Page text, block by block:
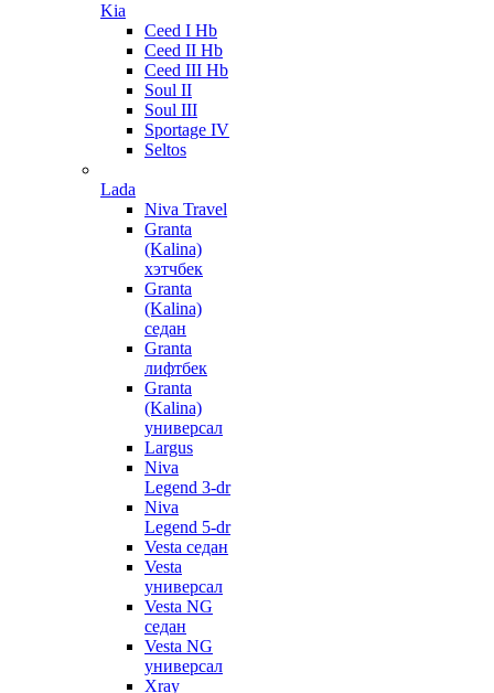
Kia
Ceed I Hb
Ceed II Hb
Ceed III Hb
Soul II
Soul III
Sportage IV
Seltos
Lada
Niva Travel
Granta
(Kalina)
хэтчбек
Granta
(Kalina)
седан
Granta
лифтбек
Granta
(Kalina)
универсал
Largus
Niva
Legend 3-dr
Niva
Legend 5-dr
Vesta седан
Vesta
универсал
Vesta NG
седан
Vesta NG
универсал
Xray